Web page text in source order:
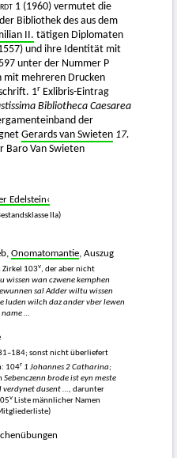
1 (1960) vermutet die
Bibliothek des aus dem
II. tätigen Diplomaten
und ihre Identität mit
unter der Nummer P
mit mehreren Drucken
1r Exlibris-Eintrag
Bibliotheca Caesarea
der
Gerards van Swieten 17.
Baro Van Swieten
Edelstein‹
IIa)
Onomatomantie, Auszug
Zirkel 103v, der aber nicht
wissen wan czwene kemphen
sal Adder wiltu wissen
luden wilch daz ander vber lewen
name …
sonst nicht überliefert
104r 1 Johannes 2 Catharina;
Sebenczenn brode ist eyn meste
verdynet dusent …, darunter
v Liste männlicher Namen